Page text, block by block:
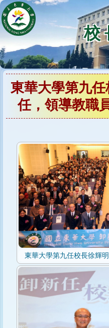
跳
到
主
要
內
容
區
校
東華大學第九
任，領導教職
東華大學第九任校長徐輝